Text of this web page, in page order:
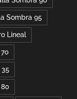
Sombra 95
Lineal
35